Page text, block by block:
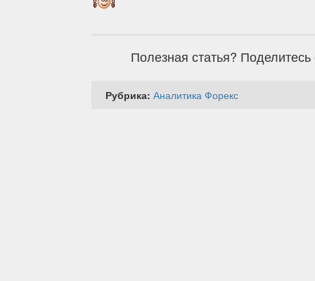
Полезная статья?
Рубрика: Аналитика Форекс